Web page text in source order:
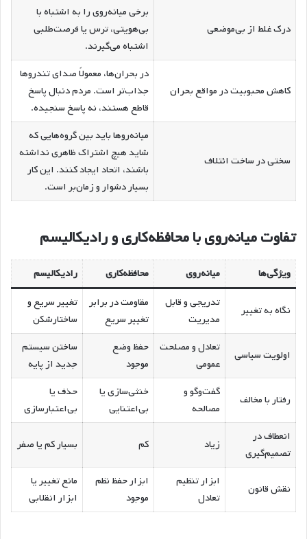
درک غلط از بی‌موضعی
برخی میانه‌روی را به اشتباه با
بی‌هویتی، ترس یا فرصت‌طلبی
اشتباه می‌گیرند.
کاهش محبوبیت در مواقع بحران
در بحران‌ها، معمولاً صدای تندروها
جذاب‌تر است. مردم دنبال پاسخ
قاطع هستند، نه پاسخ سنجیده.
سختی در ساخت ائتلاف
میانه‌روها باید بین گروه‌هایی که
شاید هیچ اشتراک ظاهری نداشته
باشند، اتحاد ایجاد کنند. این کار
بسیار دشوار و زمان‌بر است.
تفاوت میانه‌روی با محافظه‌کاری و رادیکالیسم
ویژگی‌ها میانه‌روی محافظه‌کاری رادیکالیسم
نگاه به تغییر
تدریجی و قابل
مدیریت
مقاومت در برابر
تغییر سریع
تغییر سریع و
ساختارشکن
اولویت سیاسی
تعادل و مصلحت
عمومی
حفظ وضع
موجود
ساختن سیستم
جدید از پایه
رفتار با مخالف
گفت‌وگو و
مصالحه
خنثی‌سازی یا
بی‌اعتنایی
حذف یا
بی‌اعتبارسازی
انعطاف در
تصمیم‌گیری
زیاد کم بسیار کم یا صفر
نقش قانون
ابزار تنظیم
تعادل
ابزار حفظ نظم
موجود
مانع تغییر یا
ابزار انقلابی